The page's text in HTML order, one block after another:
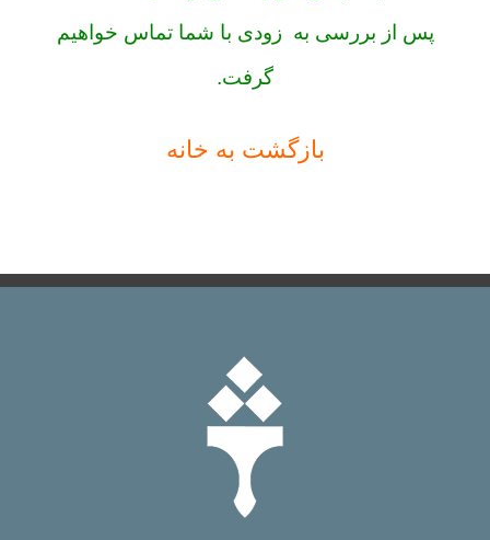
پس از بررسی به زودی با شما تماس خواهیم
گرفت.
بازگشت به خانه